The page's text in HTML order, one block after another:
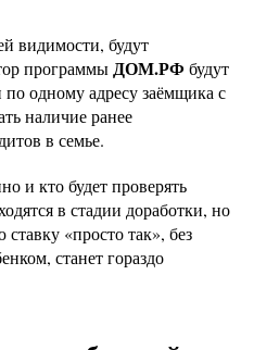
видимости, будут
программыДОМ.РФ будут
по одному адресу заёмщика с
наличие ранее
в семье.
и кто будет проверять
в стадии доработки, но
«просто так», без
станет гораздо